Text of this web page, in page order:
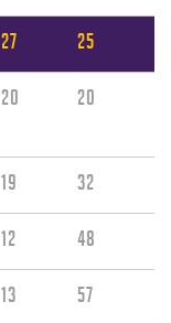
27 25
20 20
19 32
12 48
13 57